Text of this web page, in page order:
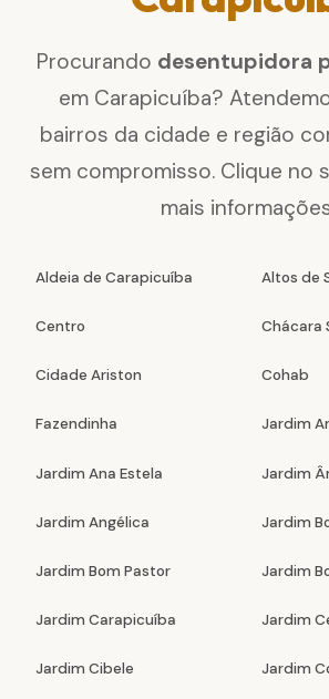
Procurando desentupidora
em Carapicuíba?
bairros da cidade e região
sem compromisso. Clique no
mais
Aldeia de Carapicuíba Altos de
Centro Chácara
Cidade Ariston Cohab
Fazendinha Jardim
Jardim Ana Estela Jardim
Jardim Angélica Jardim
Jardim Bom Pastor Jardim
Jardim Carapicuíba Jardim
Jardim Cibele Jardim